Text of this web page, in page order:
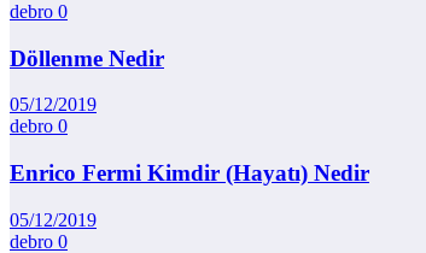
debro 0
Döllenme Nedir
05/12/2019
debro 0
Enrico Fermi Kimdir (Hayatı) Nedir
05/12/2019
debro 0